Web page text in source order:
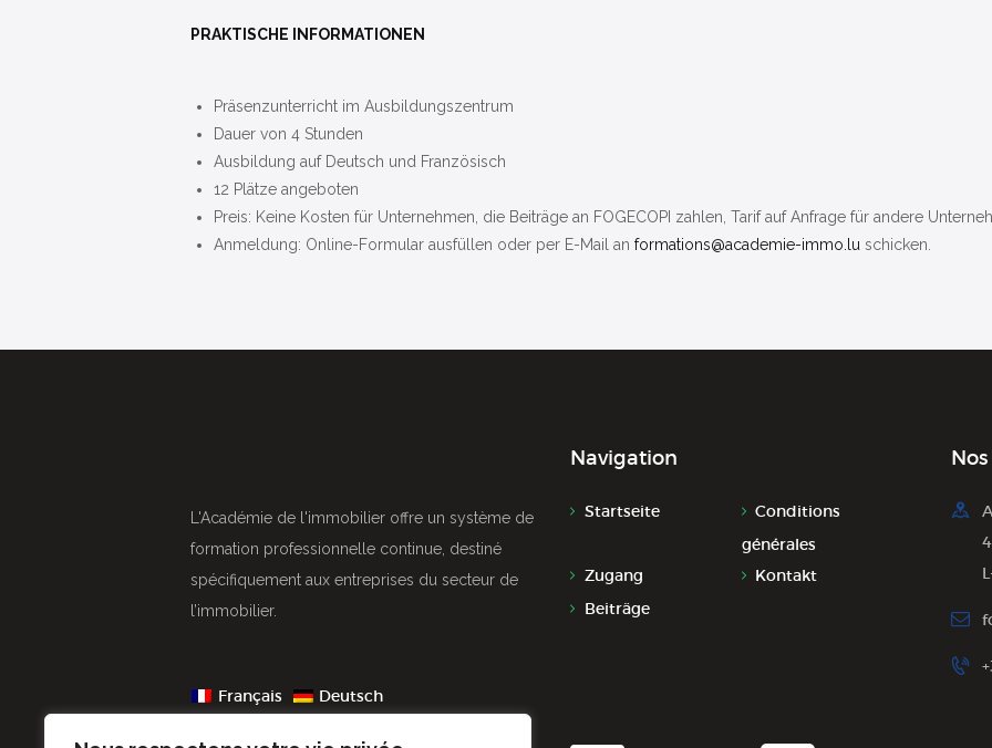
PRAKTISCHE INFORMATIONEN
Präsenzunterricht im Ausbildungszentrum
Dauer von 4 Stunden
Ausbildung auf Deutsch und Französisch
12 Plätze angeboten
Preis: Keine Kosten für Unternehmen, die Beiträge an FOGECOPI zahlen, Tarif auf Anfrage für andere
Anmeldung: Online-Formular ausfüllen oder per E-Mail an formations@academie-immo.lu schicken.
L'Académie de l'immobilier offre un système de
formation professionnelle continue, destiné
spécifiquement aux entreprises du secteur de
l’immobilier.
Français Deutsch
Navigation
Startseite
Conditions
générales
Zugang
Kontakt
Beiträge